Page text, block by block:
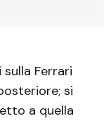
i sulla Ferrari
si
a quella